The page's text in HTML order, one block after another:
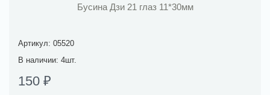
Бусина Дзи 21 глаз 11*30мм
Артикул: 05520
В наличии: 4шт.
150 ₽